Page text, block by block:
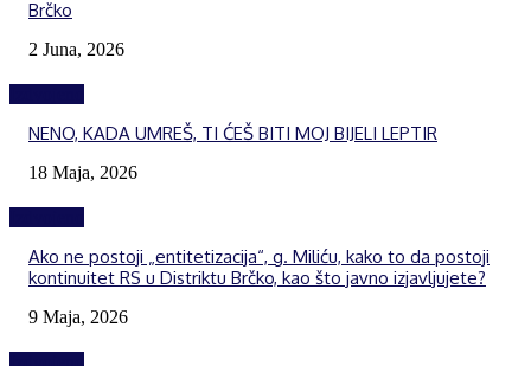
Brčko
2 Juna, 2026
NENO, KADA UMREŠ, TI ĆEŠ BITI MOJ BIJELI LEPTIR
18 Maja, 2026
Ako ne postoji „entitetizacija“, g. Miliću, kako to da postoji
kontinuitet RS u Distriktu Brčko, kao što javno izjavljujete?
9 Maja, 2026